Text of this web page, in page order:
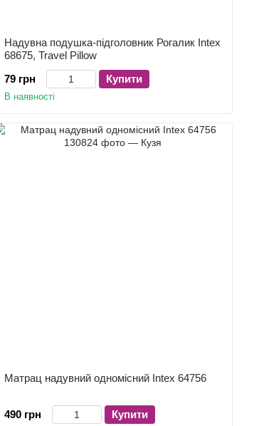
Надувна подушка-підголовник Рогалик Intex
68675, Travel Pillow
79 грн
Купити
В наявності
Матрац надувний одномісний Intex 64756
490 грн Купити